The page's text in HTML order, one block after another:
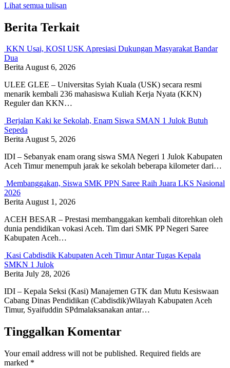
Lihat semua tulisan
Berita Terkait
KKN Usai, KOSI USK Apresiasi Dukungan Masyarakat Bandar
Dua
BeritaAugust 6, 2026
ULEE GLEE – Universitas Syiah Kuala (USK) secara resmi
menarik kembali 236 mahasiswa Kuliah Kerja Nyata (KKN)
Reguler dan KKN…
Berjalan Kaki ke Sekolah, Enam Siswa SMAN 1 Julok Butuh
Sepeda
BeritaAugust 5, 2026
IDI – Sebanyak enam orang siswa SMA Negeri 1 Julok Kabupaten
Aceh Timur menempuh jarak ke sekolah beberapa kilometer dari…
Membanggakan, Siswa SMK PPN Saree Raih Juara LKS Nasional
2026
BeritaAugust 1, 2026
ACEH BESAR – Prestasi membanggakan kembali ditorehkan oleh
dunia pendidikan vokasi Aceh. Tim dari SMK PP Negeri Saree
Kabupaten Aceh…
Kasi Cabdisdik Kabupaten Aceh Timur Antar Tugas Kepala
SMKN 1 Julok
Berita July 28, 2026
IDI – Kepala Seksi (Kasi) Manajemen GTK dan Mutu Kesiswaan
Cabang Dinas Pendidikan (Cabdisdik)Wilayah Kabupaten Aceh
Timur, Syaifuddin SPdmalaksanakan antar…
Tinggalkan Komentar
Your email address will not be published. Required fields are
marked *